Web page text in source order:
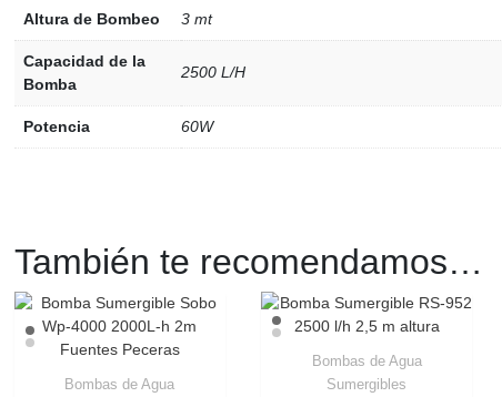
Altura de Bombeo 3 mt
Capacidad de la
Bomba
2500 L/H
Potencia 60W
También te recomendamos…
Bombas de Agua
Bombas de Agua
Sumergibles